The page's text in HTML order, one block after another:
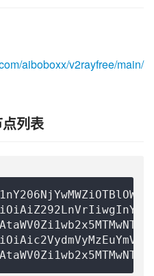
aiboboxx/v2rayfree/main/
列表